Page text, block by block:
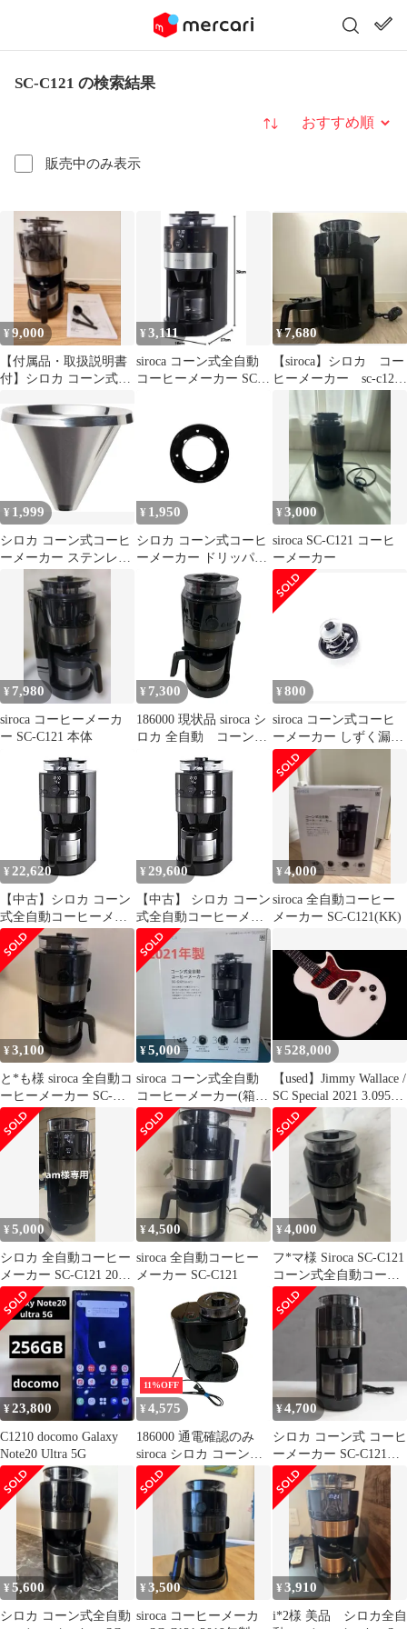
SC-C121 の検索結果
販売中のみ表示
並び替え
¥9,000
【付属品・取扱説明書
付】シロカ コーン式全
SC-C121
¥3,111
siroca コーン式全自動
コーヒーメーカー SC-
¥7,680
【siroca】シロカ コー
ヒーメーカー sc-c121
コーヒーマシーン
¥ 1,999
シロカ コーン式コーヒ
ーメーカー ステンレス
フィルター SC-
C122SF(対応型番:SC-
C111/SC-C121/SC-
C122/SC-C112/SC-
C124/SC-C125)
¥ 1,950
シロカ コーン式コーヒ
ーメーカー ドリッパー
ふた SC-C111LD 対応型
番:SC-C111/SC-
C121/C122/C123
¥3,000
siroca SC-C121 コーヒ
ーメーカー
¥ 7,980
siroca コーヒーメーカ
ー SC-C121 本体
¥ 7,300
186000 現状品 siroca シ
ロカ 全自動 コーン式
ミル 2021年製 SC-
¥ 800
siroca コーン式コーヒ
ーメーカー しずく漏れ
防止弁一式
¥ 22,620
【中古】シロカ コーン
式全自動コーヒーメー
カー [真空二重ステン
レスサーバー/予約タイ
マー/自動計量] SC-
C121
¥ 29,600
【中古】 シロカ コーン
式全自動コーヒーメー
カー 真空二重ステンレ
スサーバー 予約タイマ
ー 自動計量 SC-C121
¥4,000
siroca 全自動コーヒー
メーカー SC-C121(KK)
¥3,100
と*も様 siroca 全自動コ
ーヒーメーカー SC-
C121
¥5,000
siroca コーン式全自動
コーヒーメーカー(箱あ
り/説明書あり)
¥528,000
【used】Jimmy Wallace /
SC Special 2021 3.095kg
#JWSC121【TONIQ横
浜】
¥5,000
シロカ 全自動コーヒー
メーカー SC-C121 2022
年式
¥4,500
siroca 全自動コーヒー
メーカー SC-C121
¥4,000
フ*マ様 Siroca SC-C121
コーン式全自動コーヒ
ーメーカー
¥23,800
C1210 docomo Galaxy
Note20 Ultra 5G
11%OFF
¥ 4,575
186000 通電確認のみ
siroca シロカ コーン式
全自動コーヒーメーカ
ー SC-C121
¥4,700
シロカ コーン式 コーヒ
ーメーカー SC-C121
2020年製 サーバー2種
¥5,600
シロカ コーン式全自動
¥3,500
siroca コーヒーメーカ
¥3,910
i*2様 美品 シロカ全自